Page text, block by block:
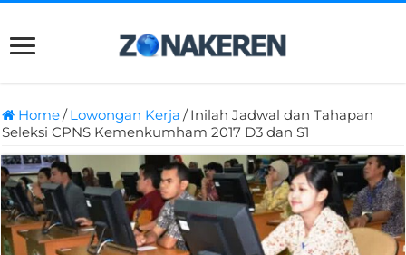
Home/Lowongan Kerja /Inilah Jadwal dan Tahapan
Seleksi CPNS Kemenkumham 2017 D3 dan S1